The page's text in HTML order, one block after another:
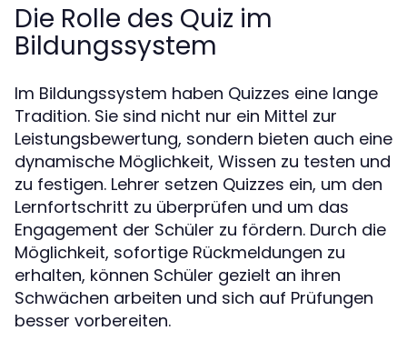
Die Rolle des Quiz im
Bildungssystem
Im Bildungssystem haben Quizzes eine lange
Tradition. Sie sind nicht nur ein Mittel zur
Leistungsbewertung, sondern bieten auch eine
dynamische Möglichkeit, Wissen zu testen und
zu festigen. Lehrer setzen Quizzes ein, um den
Lernfortschritt zu überprüfen und um das
Engagement der Schüler zu fördern. Durch die
Möglichkeit, sofortige Rückmeldungen zu
erhalten, können Schüler gezielt an ihren
Schwächen arbeiten und sich auf Prüfungen
besser vorbereiten.